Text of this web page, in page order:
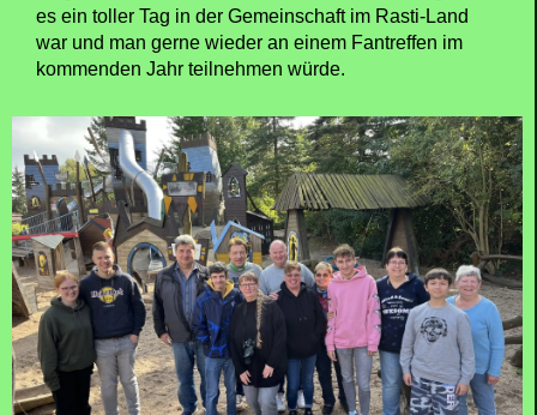
einem separaten Raum vom SB Restaurant,
gegessen wurde. Die Temperaturen erreichten in den
Mittagsstunden nunmehr 12-15 Grad und die Sonne
noch zahlreiche Attraktionen im schönen und
familienfreundlichem Rasti-Land gefahren und die
Reisegruppe hatte sehr viel Spaß in der
Gemeinschaft.
Nach einer gemeinsamen Fahrt auf der
Einschienenbahn klang um 16.30 Uhr das Fantreffen
langsam aus. Die Anwesenden waren sich einig, dass
es ein toller Tag in der Gemeinschaft im Rasti-Land
war und man gerne wieder an einem Fantreffen im
kommenden Jahr teilnehmen würde.